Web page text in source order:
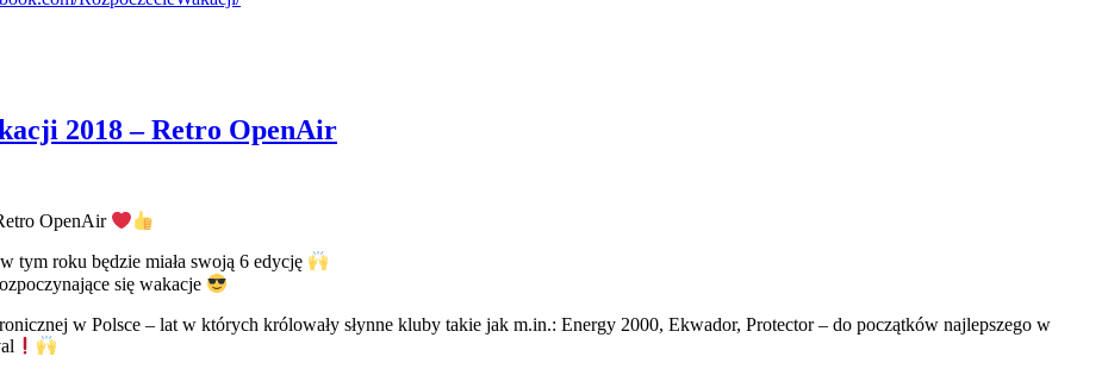
2018 – Retro OpenAir
OpenAir
tym roku będzie miała swoją 6 edycję
się wakacje
w Polsce – lat w których królowały słynne kluby takie jak m.in.: Energy 2000, Ekwador, Protector – do początków najlepszego w